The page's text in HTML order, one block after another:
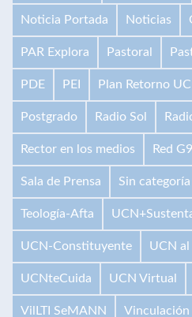
Noticia Portada Noticias
PAR Explora Pastoral
PDE PEI Plan Retorno
Postgrado Radio Sol
Rector en los medios Red G9
Sala de Prensa Sin categoría
Teología-Afta
UCN-Constituyente UCN al
UCNteCuida UCN Virtual
VilLTI SeMANN Vinculación